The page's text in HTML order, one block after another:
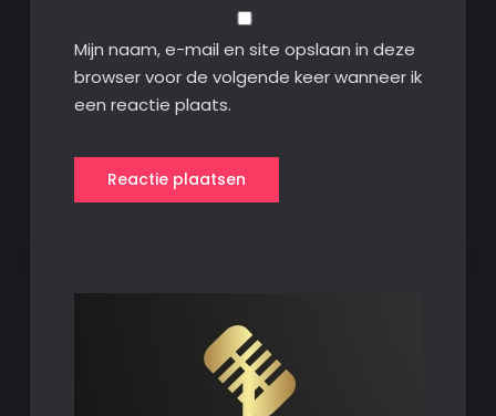
Mijn naam, e-mail en site opslaan in deze
browser voor de volgende keer wanneer ik
een reactie plaats.